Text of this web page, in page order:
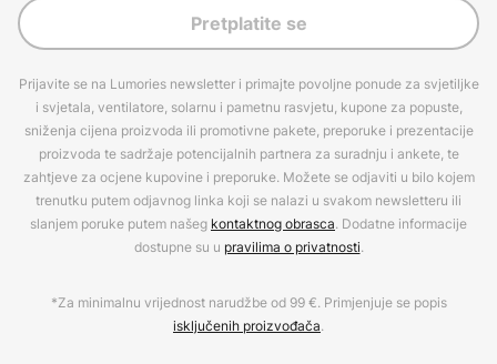
Pretplatite se
Prijavite se na Lumories newsletter i primajte povoljne ponude za svjetiljke
i svjetala, ventilatore, solarnu i pametnu rasvjetu, kupone za popuste,
sniženja cijena proizvoda ili promotivne pakete, preporuke i prezentacije
proizvoda te sadržaje potencijalnih partnera za suradnju i ankete, te
zahtjeve za ocjene kupovine i preporuke. Možete se odjaviti u bilo kojem
trenutku putem odjavnog linka koji se nalazi u svakom newsletteru ili
slanjem poruke putem našeg kontaktnog obrasca. Dodatne informacije
dostupne su u pravilima o privatnosti.
*Za minimalnu vrijednost narudžbe od 99 €. Primjenjuje se popis
isključenih proizvođača.